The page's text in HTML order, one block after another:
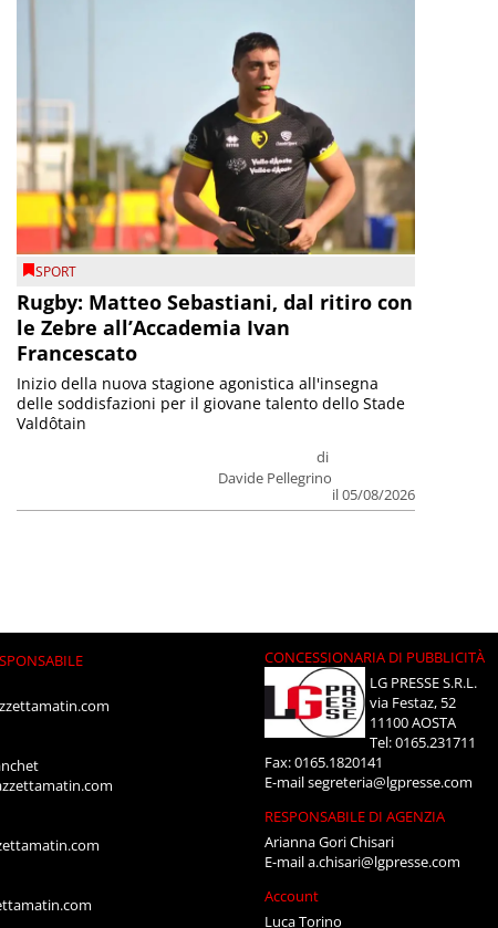
SPORT
Rugby: Matteo Sebastiani, dal ritiro con
le Zebre all’Accademia Ivan
Francescato
di
Davide Pellegrino
il 05/08/2026
Inizio della nuova stagione agonistica all'insegna
delle soddisfazioni per il giovane talento dello Stade
Valdôtain
CONCESSIONARIA DI PUBBLICITÀ
LG PRESSE S.R.L.
via Festaz, 52
11100 AOSTA
Tel: 0165.231711
Fax: 0165.1820141
E-mailsegreteria@lgpresse.com
RESPONSABILE DI AGENZIA
Arianna Gori Chisari
E-maila.chisari@lgpresse.com
Account
Luca Torino